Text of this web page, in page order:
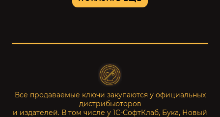
Все продаваемые ключи закупаются у официальных
дистрибьюторов
и издателей. В том числе у 1С-СофтКлаб, Бука, Новый